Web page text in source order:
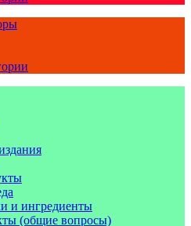
и ингредиенты
(общие вопросы)